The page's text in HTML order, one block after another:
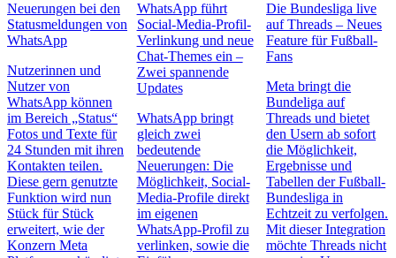
Neuerungen bei den
Statusmeldungen von
WhatsApp
Nutzerinnen und
Nutzer von
WhatsApp können
im Bereich „Status“
Fotos und Texte für
24 Stunden mit ihren
Kontakten teilen.
Diese gern genutzte
Funktion wird nun
Stück für Stück
erweitert, wie der
Konzern Meta
WhatsApp führt
Social-Media-Profil-
Verlinkung und neue
Chat-Themes ein –
Zwei spannende
Updates
WhatsApp bringt
gleich zwei
bedeutende
Neuerungen: Die
Möglichkeit, Social-
Media-Profile direkt
im eigenen
WhatsApp-Profil zu
verlinken, sowie die
Die Bundesliga live
auf Threads – Neues
Feature für Fußball-
Fans
Meta bringt die
Bundeliga auf
Threads und bietet
den Usern ab sofort
die Möglichkeit,
Ergebnisse und
Tabellen der Fußball-
Bundesliga in
Echtzeit zu verfolgen.
Mit dieser Integration
möchte Threads nicht